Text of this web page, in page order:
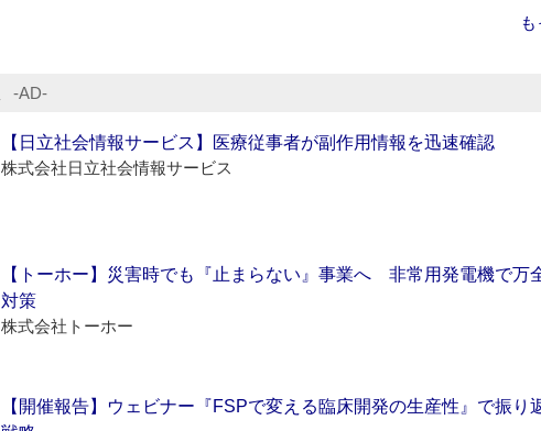
‐AD‐
【日立社会情報サービス】医療従事者が副作用情報を迅速確認
株式会社日立社会情報サービス
【トーホー】災害時でも『止まらない』事業へ 非常用発電機で万
対策
株式会社トーホー
【開催報告】ウェビナー『FSPで変える臨床開発の生産性』で振り